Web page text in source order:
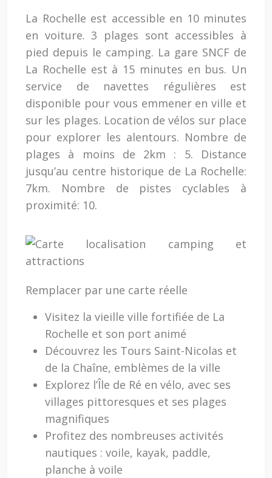
La Rochelle est accessible en 10 minutes
en voiture. 3 plages sont accessibles à
pied depuis le camping. La gare SNCF de
La Rochelle est à 15 minutes en bus. Un
service de navettes régulières est
disponible pour vous emmener en ville et
sur les plages. Location de vélos sur place
pour explorer les alentours. Nombre de
plages à moins de 2km : 5. Distance
jusqu’au centre historique de La Rochelle:
7km. Nombre de pistes cyclables à
proximité: 10.
Remplacer par une carte réelle
Visitez la vieille ville fortifiée de La
Rochelle et son port animé
Découvrez les Tours Saint-Nicolas et
de la Chaîne, emblèmes de la ville
Explorez l’Île de Ré en vélo, avec ses
villages pittoresques et ses plages
magnifiques
Profitez des nombreuses activités
nautiques : voile, kayak, paddle,
planche à voile